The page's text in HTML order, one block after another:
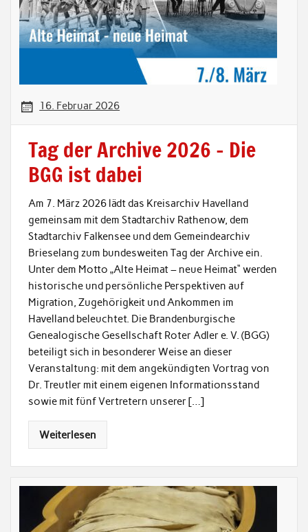
16. Februar 2026
Tag der Archive 2026 – Die
BGG ist dabei
Am 7. März 2026 lädt das Kreisarchiv Havelland
gemeinsam mit dem Stadtarchiv Rathenow, dem
Stadtarchiv Falkensee und dem Gemeindearchiv
Brieselang zum bundesweiten Tag der Archive ein.
Unter dem Motto „Alte Heimat – neue Heimat“ werden
historische und persönliche Perspektiven auf
Migration, Zugehörigkeit und Ankommen im
Havelland beleuchtet. Die Brandenburgische
Genealogische Gesellschaft Roter Adler e. V. (BGG)
beteiligt sich in besonderer Weise an dieser
Veranstaltung: mit dem angekündigten Vortrag von
Dr. Treutler mit einem eigenen Informationsstand
sowie mit fünf Vertretern unserer […]
Weiterlesen